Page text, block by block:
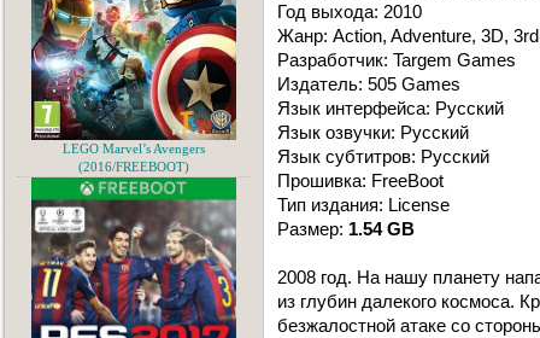
Год выхода: 2010
Жанр: Action, Adventure, 3D,
Разработчик: Targem Games
Издатель: 505 Games
Язык интерфейса: Русский
Язык озвучки: Русский
Язык субтитров: Русский
Прошивка: FreeBoot
Тип издания: License
Размер: 1.54 GB
2008 год. На нашу планету
из глубин далекого космоса.
безжалостной атаке со
LEGO Marvel’s Avengers
(2016/FREEBOOT)